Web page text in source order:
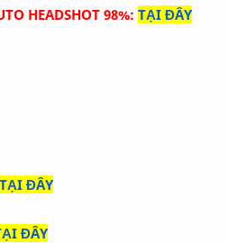
HEADSHOT 98%: TẠI ĐÂY
TẠI ĐÂY
ĐÂY